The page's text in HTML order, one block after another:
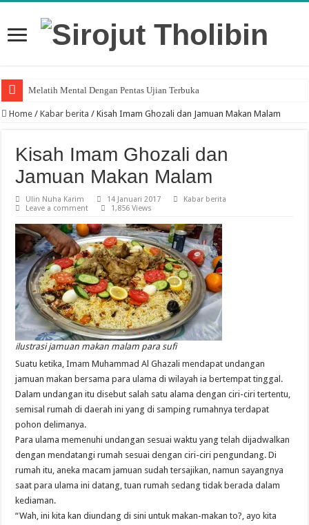
Melatih Mental Dengan Pentas Ujian Terbuka
Home / Kabar berita / Kisah Imam Ghozali dan Jamuan Makan Malam
Kisah Imam Ghozali dan
Jamuan Makan Malam
Ulin Nuha Karim 14 Januari 2017
Kabar berita
Leave a comment
1,856 Views
ilustrasi jamuan makan malam para sufi
Suatu ketika, Imam Muhammad Al Ghazali mendapat undangan
jamuan makan bersama para ulama di wilayah ia bertempat tinggal.
Dalam undangan itu disebut salah satu alama dengan ciri-ciri tertentu,
semisal rumah di daerah ini yang di samping rumahnya terdapat
pohon delimanya.
Para ulama memenuhi undangan sesuai waktu yang telah dijadwalkan
dengan mendatangi rumah sesuai dengan ciri-ciri pengundang. Di
rumah itu, aneka macam jamuan sudah tersajikan, namun sayangnya
saat para ulama ini datang, tuan rumah sedang tidak berada dalam
kediaman.
“Wah, ini kita kan diundang di sini untuk makan-makan to?, ayo kita